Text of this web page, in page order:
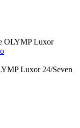
OLYMP Luxor
Luxor 24/Seven